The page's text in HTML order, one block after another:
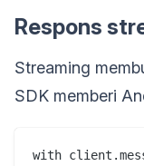
Respons
Streaming
SDK memberi
with